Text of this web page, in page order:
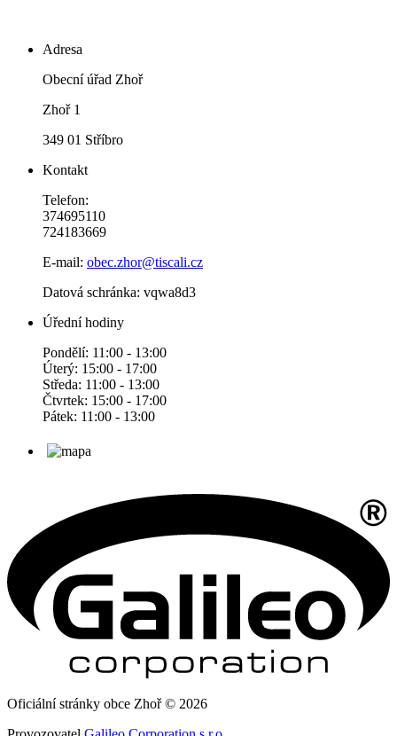
Adresa
Obecní úřad Zhoř
Zhoř 1
349 01 Stříbro
Kontakt
Telefon:
374695110
724183669
E-mail: obec.zhor@tiscali.cz
Datová schránka: vqwa8d3
Úřední hodiny
Pondělí: 11:00 - 13:00
Úterý: 15:00 - 17:00
Středa: 11:00 - 13:00
Čtvrtek: 15:00 - 17:00
Pátek: 11:00 - 13:00
Oficiální stránky obce Zhoř © 2026